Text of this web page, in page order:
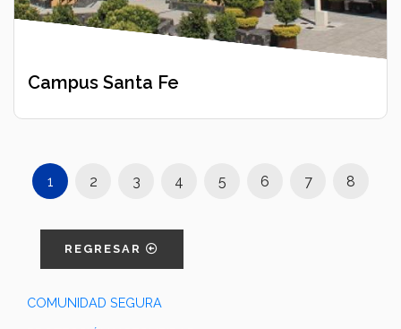
Campus Santa Fe
1 2 3 4 5 6 7 8
REGRESAR
COMUNIDAD SEGURA